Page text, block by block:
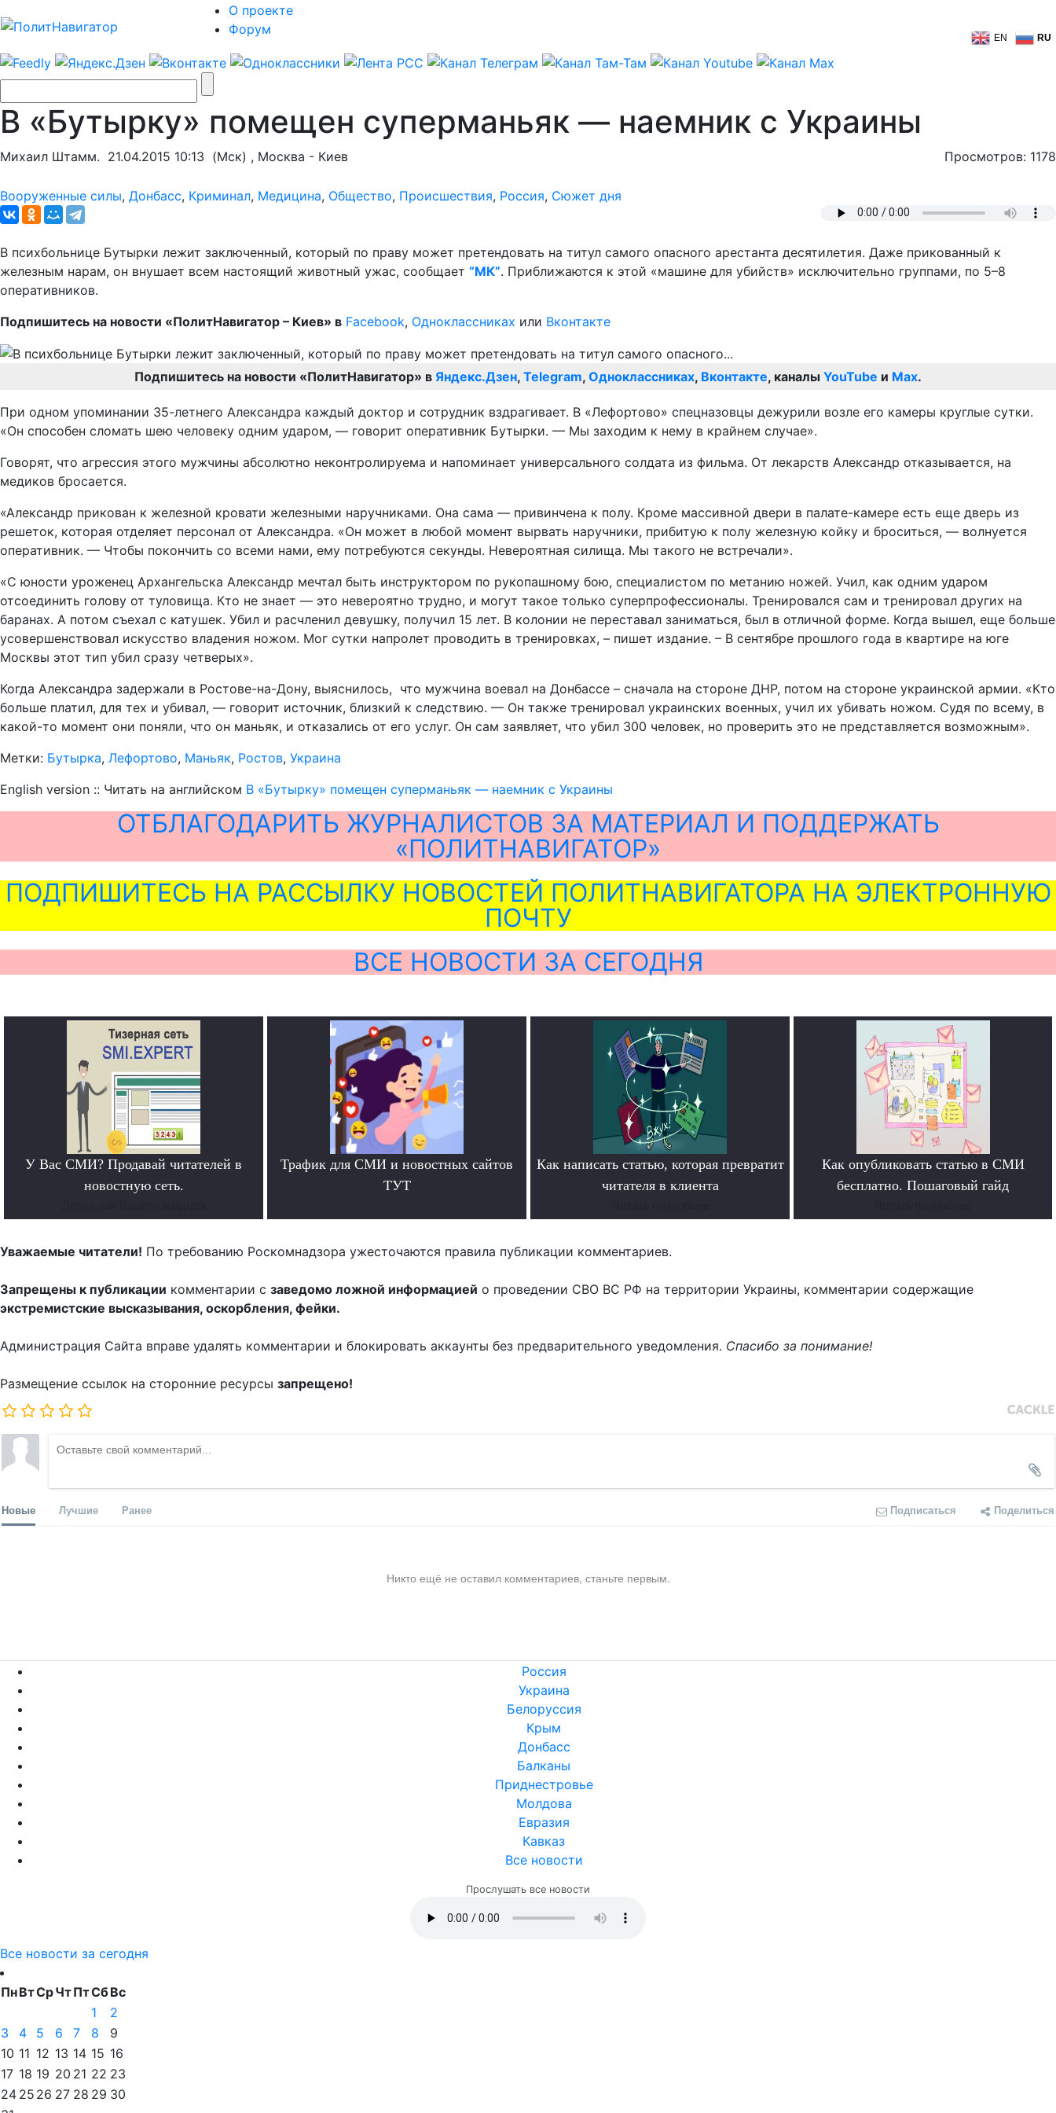
О проекте
Форум
EN RU
В «Бутырку» помещен суперманьяк — наемник с Украины
Михаил Штамм. 21.04.2015 10:13 (Мск) , Москва - Киев Просмотров: 1178
Вооруженные силы, Донбасс, Криминал, Медицина, Общество, Происшествия, Россия, Сюжет дня
В психбольнице Бутырки лежит заключенный, который по праву может претендовать на титул самого опасного арестанта десятилетия. Даже прикованный к
железным нарам, он внушает всем настоящий животный ужас, сообщает “МК”. Приближаются к этой «машине для убийств» исключительно группами, по 5–8
оперативников.
Подпишитесь на новости «ПолитНавигатор – Киев» в Facebook, Одноклассниках или Вконтакте
Подпишитесь на новости «ПолитНавигатор» в Яндекс.Дзен, Telegram, Одноклассниках, Вконтакте, каналы YouTube и Max.
При одном упоминании 35-летнего Александра каждый доктор и сотрудник вздрагивает. В «Лефортово» спецназовцы дежурили возле его камеры круглые сутки.
«Он способен сломать шею человеку одним ударом, — говорит оперативник Бутырки. — Мы заходим к нему в крайнем случае».
Говорят, что агрессия этого мужчины абсолютно неконтролируема и напоминает универсального солдата из фильма. От лекарств Александр отказывается, на
медиков бросается.
«Александр прикован к железной кровати железными наручниками. Она сама — привинчена к полу. Кроме массивной двери в палате-камере есть еще дверь из
решеток, которая отделяет персонал от Александра. «Он может в любой момент вырвать наручники, прибитую к полу железную койку и броситься, — волнуется
оперативник. — Чтобы покончить со всеми нами, ему потребуются секунды. Невероятная силища. Мы такого не встречали».
«С юности уроженец Архангельска Александр мечтал быть инструктором по рукопашному бою, специалистом по метанию ножей. Учил, как одним ударом
отсоединить голову от туловища. Кто не знает — это невероятно трудно, и могут такое только суперпрофессионалы. Тренировался сам и тренировал других на
баранах. А потом съехал с катушек. Убил и расчленил девушку, получил 15 лет. В колонии не переставал заниматься, был в отличной форме. Когда вышел, еще больше
усовершенствовал искусство владения ножом. Мог сутки напролет проводить в тренировках, – пишет издание. – В сентябре прошлого года в квартире на юге
Москвы этот тип убил сразу четверых».
Когда Александра задержали в Ростове-на-Дону, выяснилось, что мужчина воевал на Донбассе – сначала на стороне ДНР, потом на стороне украинской армии. «Кто
больше платил, для тех и убивал, — говорит источник, близкий к следствию. — Он также тренировал украинских военных, учил их убивать ножом. Судя по всему, в
какой-то момент они поняли, что он маньяк, и отказались от его услуг. Он сам заявляет, что убил 300 человек, но проверить это не представляется возможным».
Метки: Бутырка, Лефортово, Маньяк, Ростов, Украина
English version :: Читать на английском В «Бутырку» помещен суперманьяк — наемник с Украины
ОТБЛАГОДАРИТЬ ЖУРНАЛИСТОВ ЗА МАТЕРИАЛ И ПОДДЕРЖАТЬ
«ПОЛИТНАВИГАТОР»
ПОДПИШИТЕСЬ НА РАССЫЛКУ НОВОСТЕЙ ПОЛИТНАВИГАТОРА НА ЭЛЕКТРОННУЮ
ПОЧТУ
ВСЕ НОВОСТИ ЗА СЕГОДНЯ
У Вас СМИ? Продавай читателей в
новостную сеть.
Трафик для СМИ и новостных сайтов
ТУТ
Как написать статью, которая превратит
читателя в клиента
Как опубликовать статью в СМИ
бесплатно. Пошаговый гайд
Уважаемые читатели! По требованию Роскомнадзора ужесточаются правила публикации комментариев.
Запрещены к публикации комментарии с заведомо ложной информацией о проведении СВО ВС РФ на территории Украины, комментарии содержащие
экстремистские высказывания, оскорбления, фейки.
Администрация Сайта вправе удалять комментарии и блокировать аккаунты без предварительного уведомления. Спасибо за понимание!
Размещение ссылок на сторонние ресурсы запрещено!
Новые Лучшие Ранее Подписаться Поделиться
Никто ещё не оставил комментариев, станьте первым.
Россия
Украина
Белоруссия
Крым
Донбасс
Балканы
Приднестровье
Молдова
Евразия
Кавказ
Все новости
Прослушать все новости
Все новости за сегодня
ПнВтСрЧтПтСбВс
1
2
3
4 5 6 7 8
9
10 11 12 13 14 15 16
17 18 19 20 21 22 23
24 25 26 27 28 29 30